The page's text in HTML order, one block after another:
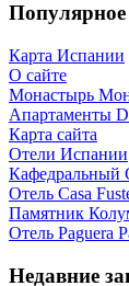
Популярное
Карта Испании
О сайте
Монастырь
Апартаменты
Карта сайта
Отели Испании
Кафeдрaльный
Отель Casa
Пaмятник
Отель Paguera
Недавние